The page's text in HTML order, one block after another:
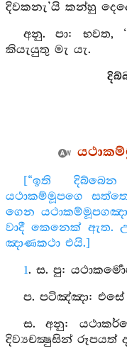
දිවකනැ’යි කන්හු
අනු. පා: භවත,
කියැයුතු මැ යැ.
[“ඉති
යථාකම්මූපගෙ
ගෙන
වාදී කෙනෙක් ඇත.
ඤාණකථා එයි.]
1. ස. පු:
ප. පටිඤ්ඤා: එසේ
ස. අනු:
දිව්‍යචක්‍ෂුසින් රූපයත්